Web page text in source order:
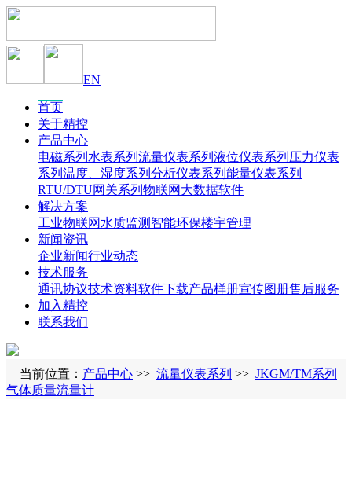
EN
首页
关于精控
产品中心
电磁系列 水表系列 流量仪表系列 液位仪表系列 压力仪表
系列 温度、湿度系列 分析仪表系列 能量仪表系列
RTU/DTU网关系列 物联网大数据软件
解决方案
工业物联网 水质监测 智能环保楼宇管理
新闻资讯
企业新闻行业动态
技术服务
通讯协议技术资料软件下载产品样册宣传图册售后服务
加入精控
联系我们
当前位置： 产品中心 >> 流量仪表系列 >> JKGM/TM系列
气体质量流量计